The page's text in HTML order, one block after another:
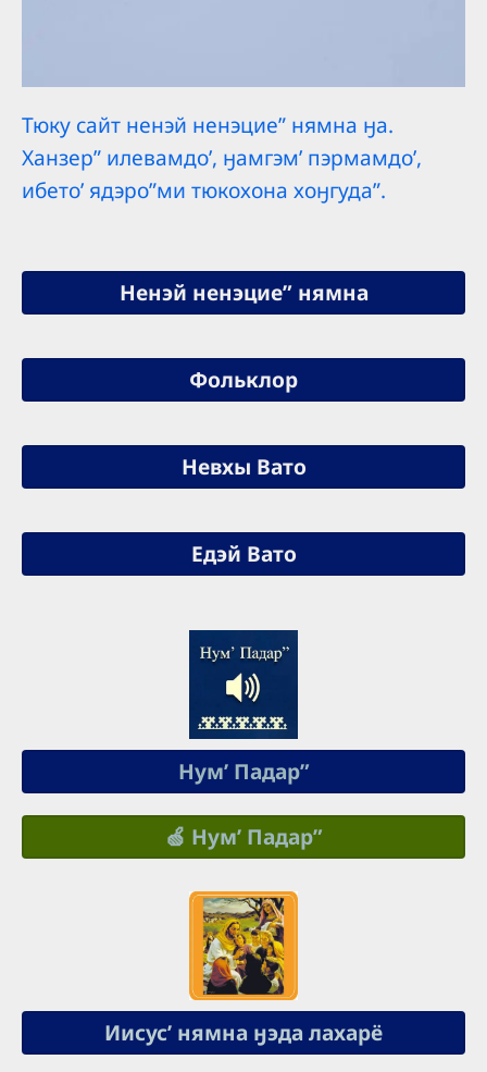
Тюку сайт ненэй ненэцие” нямна ӈа.
Ханзер” илевамдоʼ, ӈамгэмʼ пэрмамдоʼ,
ибетоʼ ядэро”ми тюкохона хоӈгуда”.
Ненэй ненэцие” нямна
Фольклор
Невхы Вато
Едэй Вато
Нумʼ Падар”
🍏 Нумʼ Падар”
Иисусʼ нямна ӈэда лахарё